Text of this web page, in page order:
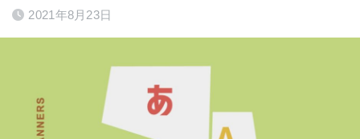
2021年8月23日